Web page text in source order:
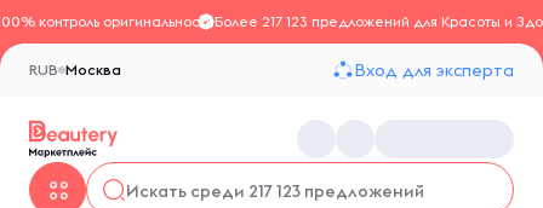
контроль оригинальностиБолее 217 123 предложений для Красоты и
Москва
RUB Вход для эксперта